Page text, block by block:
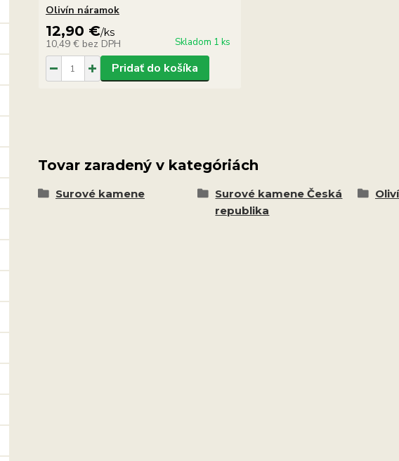
Olivín náramok
12,90 €/ks
10,49 € bez DPH Skladom 1 ks
Pridať do košíka
Tovar zaradený v kategóriách
Surové kamene
Surové kamene Česká
republika